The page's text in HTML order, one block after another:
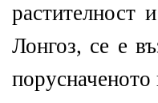
растителност
Лонгоз, се е